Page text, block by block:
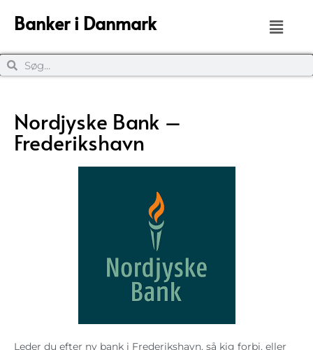
Banker i Danmark
Nordjyske Bank –
Frederikshavn
Leder du efter ny bank i Frederikshavn, så kig forbi, eller